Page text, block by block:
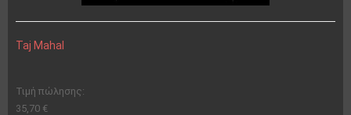
Taj Mahal
Τιμή πώλησης:
35,70 €